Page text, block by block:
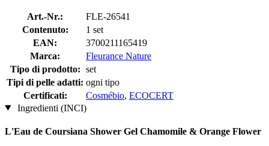
Art.-Nr.:
FLE-26541
Contenuto:
1 set
EAN:
3700211165419
Marca:
Fleurance Nature
Tipo di prodotto: set
Tipi di pelle adatti: ogni tipo
Certificati:
Cosmébio, ECOCERT
Ingredienti (INCI)
L'Eau de Coursiana Shower Gel Chamomile & Orange Flower